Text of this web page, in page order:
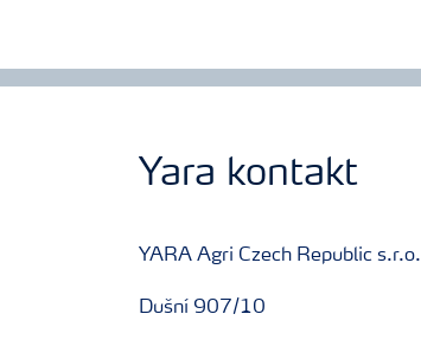
Yara kontakt
YARA Agri Czech Republic s.r.o.
Dušní 907/10